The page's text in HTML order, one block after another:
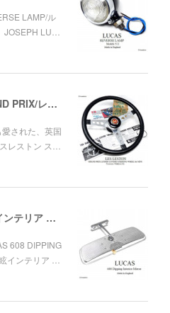
LAMP/ル
LU…
1960's LES LESTON GRAND PRIX/レスレストン グランプリ レザーステアリング ミニ用セット デッドストック
された、英国
レストン ス…
LUCAS 608 ルーカス 防眩インテリア ルームミラー ワークス MINI
608 DIPPING
インテリア …